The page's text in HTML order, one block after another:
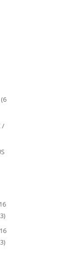
6
/
33
produits
33